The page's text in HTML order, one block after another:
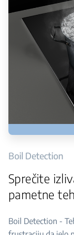
Boil Detection
Sprečite
pametne
Boil Detection -